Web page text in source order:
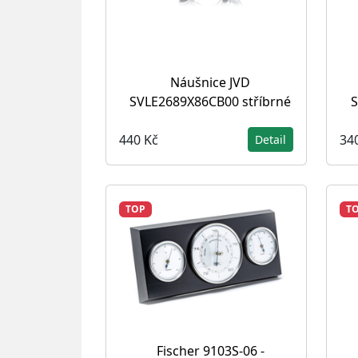
Náušnice JVD
SVLE2689X86CB00 stříbrné
440 Kč Detail
TOP
Fischer 9103S-06 -